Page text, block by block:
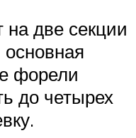
на две секции
форели
до четырех